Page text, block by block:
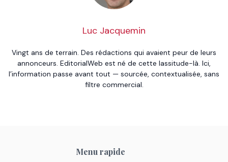
Luc Jacquemin
Vingt ans de terrain. Des rédactions qui avaient peur de leurs
annonceurs. EditorialWeb est né de cette lassitude-là. Ici,
l’information passe avant tout — sourcée, contextualisée, sans
filtre commercial.
Menu rapide